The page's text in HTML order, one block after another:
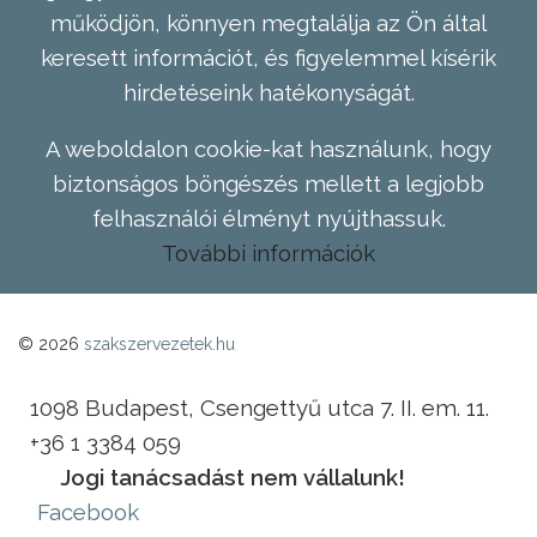
működjön, könnyen megtalálja az Ön által
keresett információt, és figyelemmel kísérik
hirdetéseink hatékonyságát.
A weboldalon cookie-kat használunk, hogy
biztonságos böngészés mellett a legjobb
felhasználói élményt nyújthassuk.
További információk
© 2026 szakszervezetek.hu
1098 Budapest, Csengettyű utca 7. II. em. 11.
+36 1 3384 059
Jogi tanácsadást nem vállalunk!
Facebook